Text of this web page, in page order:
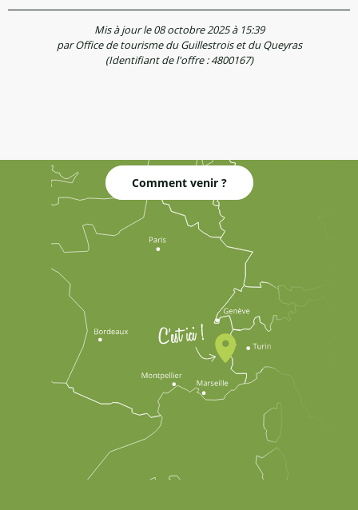
Mis à jour le 08 octobre 2025 à 15:39
par Office de tourisme du Guillestrois et du Queyras
(Identifiant de l'offre :4800167)
Comment venir ?